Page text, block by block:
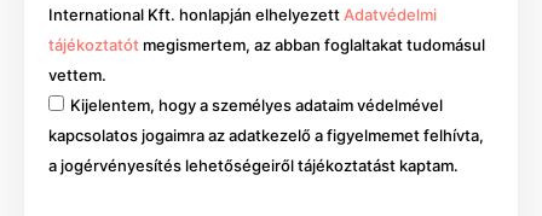
International Kft. honlapján elhelyezettAdatvédelmi
tájékoztatót megismertem, az abban foglaltakat tudomásul
vettem.
Kijelentem, hogy a személyes adataim védelmével
kapcsolatos jogaimra az adatkezelő a figyelmemet felhívta,
a jogérvényesítés lehetőségeiről tájékoztatást kaptam.